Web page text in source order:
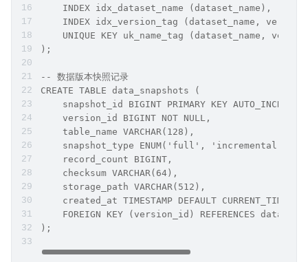
    INDEX idx_dataset_name (dataset_name),
INDEX idx_version_tag (dataset_name,
UNIQUE KEY uk_name_tag (dataset_name,
);
-- 数据版本快照记录
CREATE TABLE data_snapshots (
snapshot_id BIGINT PRIMARY KEY
    version_id BIGINT NOT NULL,
    table_name VARCHAR(128),
    snapshot_type ENUM('full', 'incremental'),
    record_count BIGINT,
    checksum VARCHAR(64),
    storage_path VARCHAR(512),
created_at TIMESTAMP DEFAULT
FOREIGN KEY (version_id) REFERENCES
);